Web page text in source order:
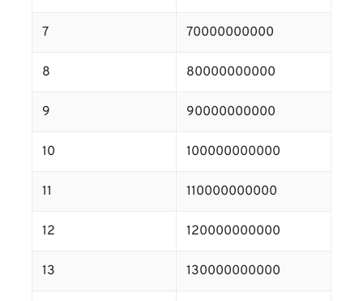
7 70000000000
8 80000000000
9 90000000000
10 100000000000
11 110000000000
12 120000000000
13 130000000000